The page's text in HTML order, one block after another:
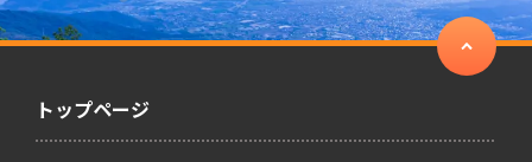
トップページ